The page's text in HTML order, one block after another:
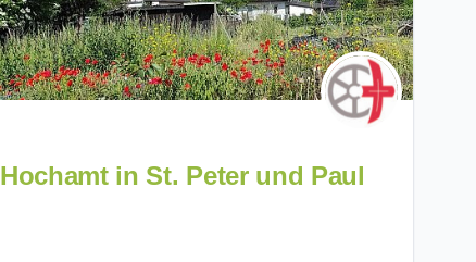
Hochamt in St. Peter und Paul